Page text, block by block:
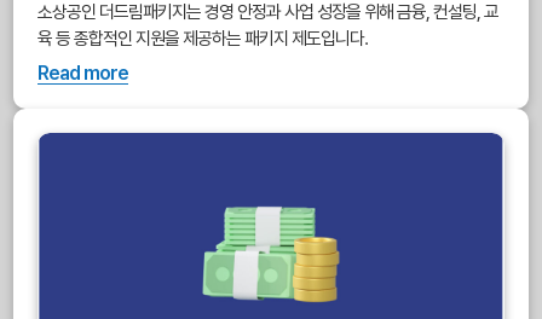
소상공인 더드림패키지는 경영 안정과 사업 성장을 위해 금융, 컨설팅, 교
육 등 종합적인 지원을 제공하는 패키지 제도입니다.
Read more